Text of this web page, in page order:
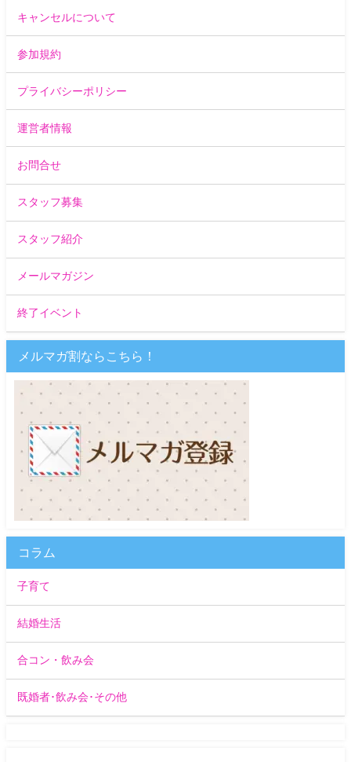
キャンセルについて
参加規約
プライバシーポリシー
運営者情報
お問合せ
スタッフ募集
スタッフ紹介
メールマガジン
終了イベント
メルマガ割ならこちら！
コラム
子育て
結婚生活
合コン・飲み会
既婚者･飲み会･その他